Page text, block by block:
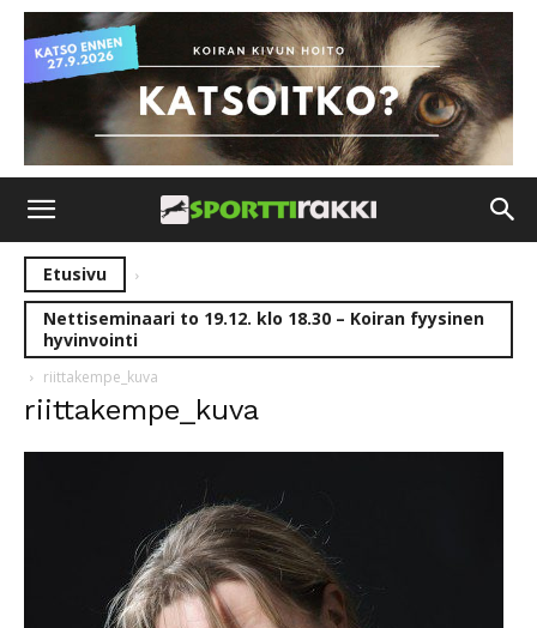
Etusivu
Nettiseminaari to 19.12. klo 18.30 – Koiran fyysinen
hyvinvointi
riittakempe_kuva
riittakempe_kuva